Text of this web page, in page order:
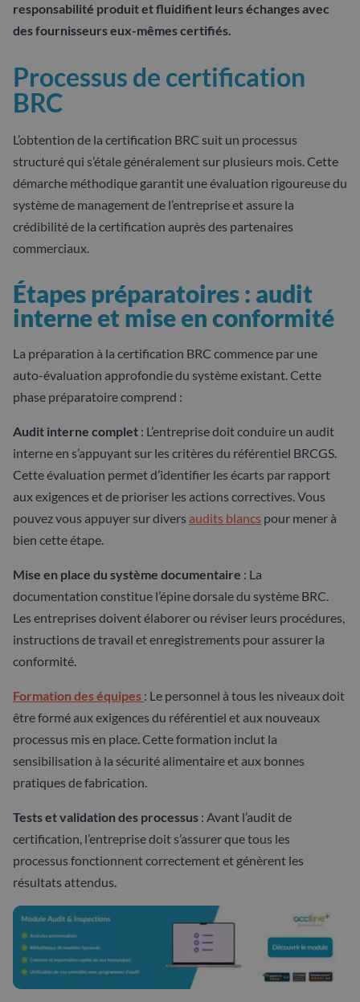
responsabilité produit et fluidifient leurs échanges avec
des fournisseurs eux-mêmes certifiés.
Processus de certification
BRC
L’obtention de la certification BRC suit un processus
structuré qui s’étale généralement sur plusieurs mois. Cette
démarche méthodique garantit une évaluation rigoureuse du
système de management de l’entreprise et assure la
crédibilité de la certification auprès des partenaires
commerciaux.
Étapes préparatoires : audit
interne et mise en conformité
La préparation à la certification BRC commence par une
auto-évaluation approfondie du système existant. Cette
phase préparatoire comprend :
Audit interne complet : L’entreprise doit conduire un audit
interne en s’appuyant sur les critères du référentiel BRCGS.
Cette évaluation permet d’identifier les écarts par rapport
aux exigences et de prioriser les actions correctives. Vous
pouvez vous appuyer sur divers audits blancs pour mener à
bien cette étape.
Mise en place du système documentaire : La
documentation constitue l’épine dorsale du système BRC.
Les entreprises doivent élaborer ou réviser leurs procédures,
instructions de travail et enregistrements pour assurer la
conformité.
Formation des équipes : Le personnel à tous les niveaux doit
être formé aux exigences du référentiel et aux nouveaux
processus mis en place. Cette formation inclut la
sensibilisation à la sécurité alimentaire et aux bonnes
pratiques de fabrication.
Tests et validation des processus : Avant l’audit de
certification, l’entreprise doit s’assurer que tous les
processus fonctionnent correctement et génèrent les
résultats attendus.